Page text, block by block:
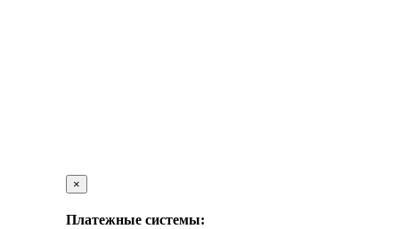
×
Платежные системы: